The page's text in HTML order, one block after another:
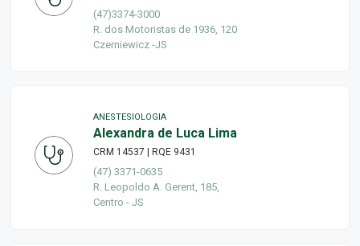
(47)3374-3000
R. dos Motoristas de 1936, 120
Czerniewicz -JS
ANESTESIOLOGIA
Alexandra de Luca Lima
CRM 14537 | RQE 9431
(47) 3371-0635
R. Leopoldo A. Gerent, 185,
Centro - JS